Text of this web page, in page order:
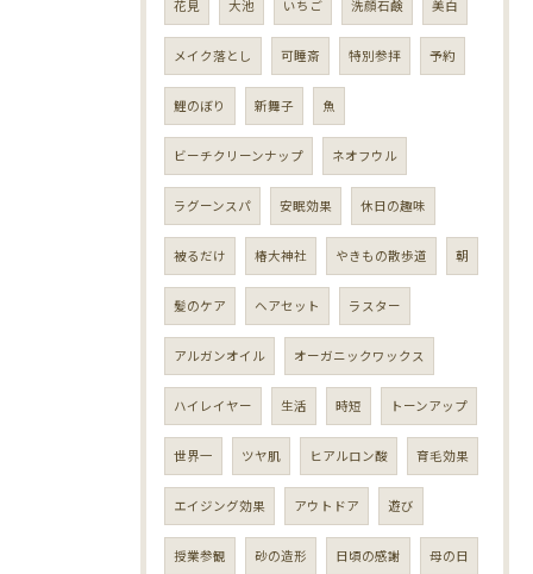
花見 大池 いちご 洗顔石鹸 美白
メイク落とし 可睡斎 特別参拝 予約
鯉のぼり 新舞子 魚
ビーチクリーンナップ ネオフウル
ラグーンスパ 安眠効果 休日の趣味
被るだけ 椿大神社 やきもの散歩道 朝
髪のケア ヘアセット ラスター
アルガンオイル オーガニックワックス
ハイレイヤー 生活 時短 トーンアップ
世界一 ツヤ肌 ヒアルロン酸 育毛効果
エイジング効果 アウトドア 遊び
授業参観 砂の造形 日頃の感謝 母の日